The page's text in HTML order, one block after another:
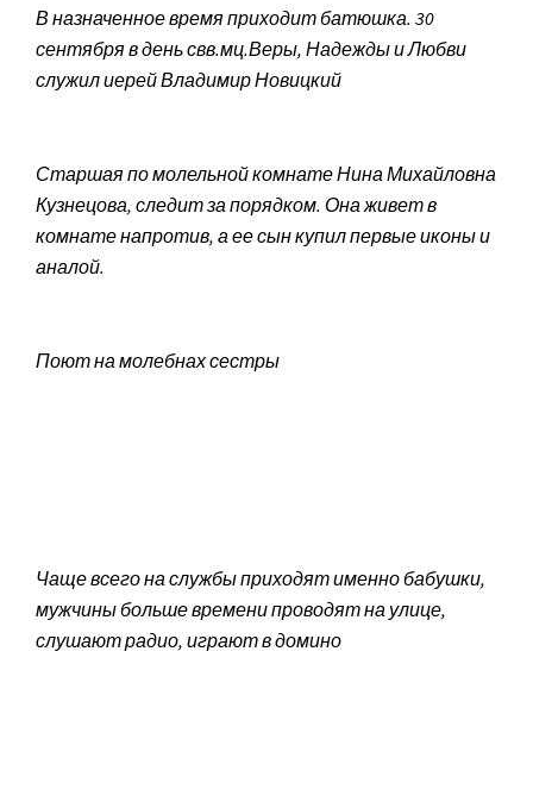
В назначенное время приходит батюшка. 30
сентября в день свв.мц.Веры, Надежды и Любви
служил иерей Владимир Новицкий
Старшая по молельной комнате Нина Михайловна
Кузнецова, следит за порядком. Она живет в
комнате напротив, а ее сын купил первые иконы и
аналой.
Поют на молебнах сестры
Чаще всего на службы приходят именно бабушки,
мужчины больше времени проводят на улице,
слушают радио, играют в домино